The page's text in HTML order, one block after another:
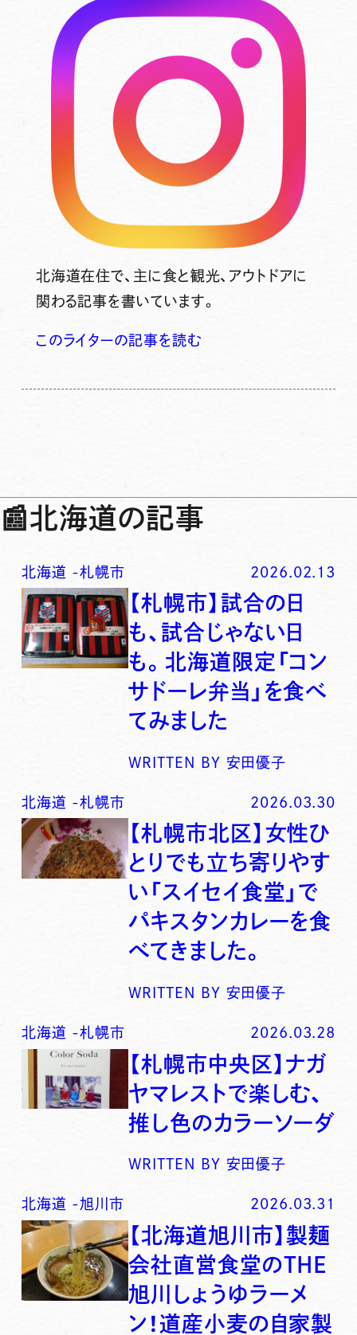
北海道在住で、主に食と観光、アウトドアに
関わる記事を書いています。
このライターの記事を読む
📰北海道の記事
北海道 -札幌市 2026.02.13
【札幌市】試合の日
も、試合じゃない日
も。北海道限定「コン
サドーレ弁当」を食べ
てみました
WRITTEN BY 安田優子
北海道 -札幌市 2026.03.30
【札幌市北区】女性ひ
とりでも立ち寄りやす
い「スイセイ食堂」で
パキスタンカレーを食
べてきました。
WRITTEN BY 安田優子
北海道 -札幌市 2026.03.28
【札幌市中央区】ナガ
ヤマレストで楽しむ、
推し色のカラーソーダ
WRITTEN BY 安田優子
北海道 -旭川市 2026.03.31
【北海道旭川市】製麺
会社直営食堂のTHE
旭川しょうゆラーメ
ン！道産小麦の自家製